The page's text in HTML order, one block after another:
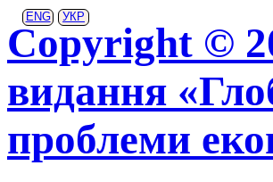
ENG УКР
Copyright ©
видання
проблеми